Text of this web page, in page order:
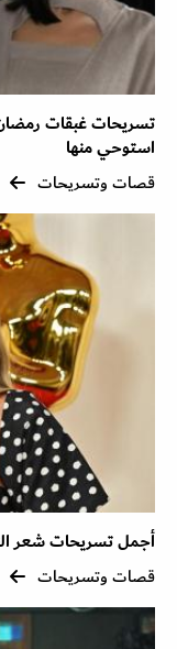
استوحي منها
قصات وتسريحات
أجمل تسريحات شعر
قصات وتسريحات